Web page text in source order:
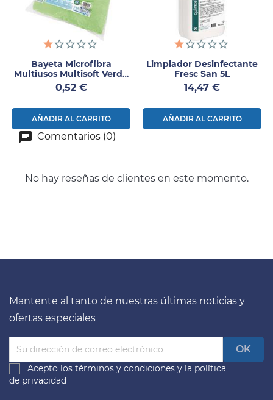
Bayeta Microfibra
Multiusos Multisoft Verde
Cuatrogasa 40x30 Cm 1ud
Precio
0,52 €
AÑADIR AL CARRITO
Limpiador Desinfectante
Fresc San 5L
Precio
14,47 €
AÑADIR AL CARRITO
Comentarios (0)
No hay reseñas de clientes en este momento.
Mantente al tanto de nuestras últimas noticias y
ofertas especiales
Acepto los términos y condiciones y la política
de privacidad